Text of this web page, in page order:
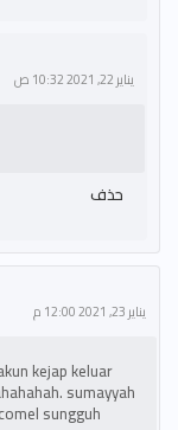
يناير 22, 2021 10:32 ص
حذف
يناير 23, 2021 12:00 م
kejap keluar
sumayyah
sungguh